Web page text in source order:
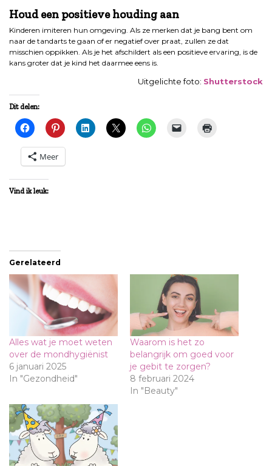
Houd een positieve houding aan
Kinderen imiteren hun omgeving. Als ze merken dat je bang bent om
naar de tandarts te gaan of er negatief over praat, zullen ze dat
misschien oppikken. Als je het afschildert als een positieve ervaring, is de
kans groter dat je kind het daarmee eens is.
Uitgelichte foto: Shutterstock
Dit delen:
Meer
Vind ik leuk:
Gerelateerd
Alles wat je moet weten
over de mondhygiënist
6 januari 2025
In "Gezondheid"
Waarom is het zo
belangrijk om goed voor
je gebit te zorgen?
8 februari 2024
In "Beauty"